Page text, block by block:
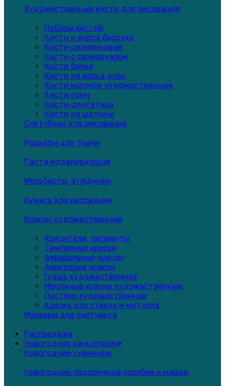
Художественные кисти для рисования
Наборы кистей
Кисти и ворса барсука
Кисти силиконовые
Кисти с резервуаром
Кисти белка
Кисти из ворса козы
Кисти колонок художественные
Кисти пони
Кисти синтетика
Кисти из щетины
Скетчбуки для рисования
Маркеры для ткани
Паста моделирующая
Мольберты, этюдники
Бумага для рисования
Краски художественные
Красители, пигменты
Темперные краски
Акварельные краски
Акриловые краски
Гуашь художественная
Масляные краски художественные
Пастель художественная
Краска для стекла и металла
Маркеры для скетчинга
Распродажа
Новогодняя канцелярия
Новогодние сувениры
Новогодние подарочные коробки и мешки